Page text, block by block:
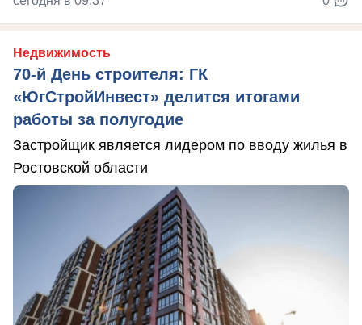
Недвижимость
70-й День строителя: ГК
«ЮгСтройИнвест» делится итогами
работы за полугодие
Застройщик является лидером по вводу жилья в
Ростовской области